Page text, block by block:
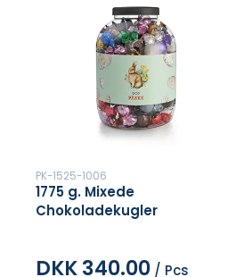
PK-1525-1006
1775 g. Mixede
Chokoladekugler
DKK 340.00 / Pcs